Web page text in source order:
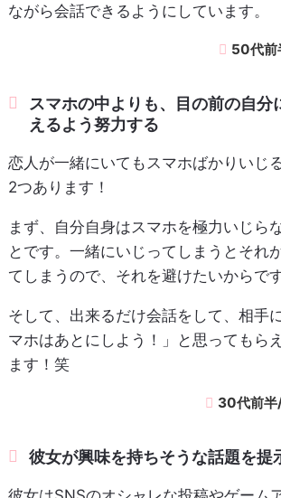
ながら会話できるようにしています。
50代前
スマホの中よりも、目の前の自分
えるよう努力する
恋人が一緒にいてもスマホばかりいじ
2つあります！
まず、自分自身はスマホを極力いじら
とです。一緒にいじってしまうとそれ
てしまうので、それを避けたいからです
そして、出来るだけ会話をして、相手
マホはあとにしよう！」と思ってもら
ます！笑
30代前半
彼女が興味を持ちそうな話題を提